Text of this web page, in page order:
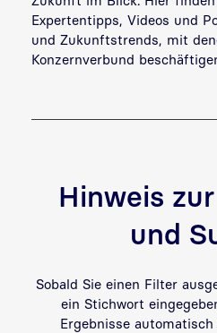
Expertentipps, Videos und
und Zukunftstrends, mit
Konzernverbund
Hinweis
und
Sobald Sie einen Filter
ein Stichwort
Ergebnisse